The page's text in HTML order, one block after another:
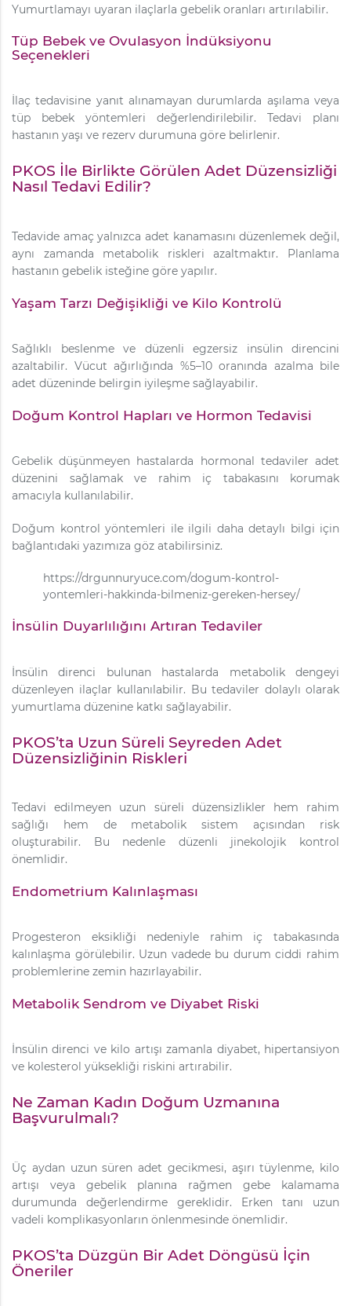
Yumurtlamayı uyaran ilaçlarla gebelik oranları artırılabilir.
Tüp Bebek ve Ovulasyon İndüksiyonu
Seçenekleri
İlaç tedavisine yanıt alınamayan durumlarda aşılama veya
tüp bebek yöntemleri değerlendirilebilir. Tedavi planı
hastanın yaşı ve rezerv durumuna göre belirlenir.
PKOS İle Birlikte Görülen Adet Düzensizliği
Nasıl Tedavi Edilir?
Tedavide amaç yalnızca adet kanamasını düzenlemek değil,
aynı zamanda metabolik riskleri azaltmaktır. Planlama
hastanın gebelik isteğine göre yapılır.
Yaşam Tarzı Değişikliği ve Kilo Kontrolü
Sağlıklı beslenme ve düzenli egzersiz insülin direncini
azaltabilir. Vücut ağırlığında %5–10 oranında azalma bile
adet düzeninde belirgin iyileşme sağlayabilir.
Doğum Kontrol Hapları ve Hormon Tedavisi
Gebelik düşünmeyen hastalarda hormonal tedaviler adet
düzenini sağlamak ve rahim iç tabakasını korumak
amacıyla kullanılabilir.
Doğum kontrol yöntemleri ile ilgili daha detaylı bilgi için
bağlantıdaki yazımıza göz atabilirsiniz.
https://drgunnuryuce.com/dogum-kontrol-
yontemleri-hakkinda-bilmeniz-gereken-hersey/
İnsülin Duyarlılığını Artıran Tedaviler
İnsülin direnci bulunan hastalarda metabolik dengeyi
düzenleyen ilaçlar kullanılabilir. Bu tedaviler dolaylı olarak
yumurtlama düzenine katkı sağlayabilir.
PKOS’ta Uzun Süreli Seyreden Adet
Düzensizliğinin Riskleri
Tedavi edilmeyen uzun süreli düzensizlikler hem rahim
sağlığı hem de metabolik sistem açısından risk
oluşturabilir. Bu nedenle düzenli jinekolojik kontrol
önemlidir.
Endometrium Kalınlaşması
Progesteron eksikliği nedeniyle rahim iç tabakasında
kalınlaşma görülebilir. Uzun vadede bu durum ciddi rahim
problemlerine zemin hazırlayabilir.
Metabolik Sendrom ve Diyabet Riski
İnsülin direnci ve kilo artışı zamanla diyabet, hipertansiyon
ve kolesterol yüksekliği riskini artırabilir.
Ne Zaman Kadın Doğum Uzmanına
Başvurulmalı?
Üç aydan uzun süren adet gecikmesi, aşırı tüylenme, kilo
artışı veya gebelik planına rağmen gebe kalamama
durumunda değerlendirme gereklidir. Erken tanı uzun
vadeli komplikasyonların önlenmesinde önemlidir.
PKOS’ta Düzgün Bir Adet Döngüsü İçin
Öneriler